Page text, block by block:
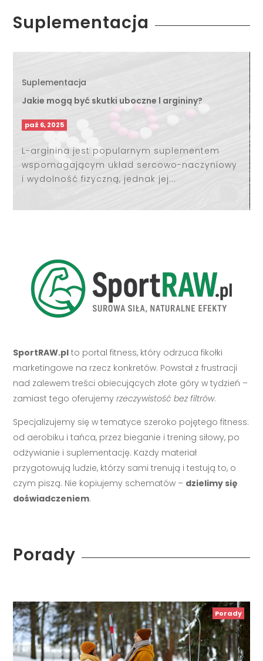
Suplementacja
Suplementacja
Jakie mogą być skutki uboczne l argininy?
paź 6, 2025
L-arginina jest popularnym suplementem
wspomagającym układ sercowo-naczyniowy
i wydolność fizyczną, jednak jej...
SportRAW.pl to portal fitness, który odrzuca fikołki
marketingowe na rzecz konkretów. Powstał z frustracji
nad zalewem treści obiecujących złote góry w tydzień –
zamiast tego oferujemyrzeczywistość bez filtrów.
Specjalizujemy się w tematyce szeroko pojętego fitness:
od aerobiku i tańca, przez bieganie i trening siłowy, po
odżywianie i suplementację. Każdy materiał
przygotowują ludzie, którzy sami trenują i testują to, o
czym piszą. Nie kopiujemy schematów – dzielimy się
doświadczeniem.
Porady
Porady